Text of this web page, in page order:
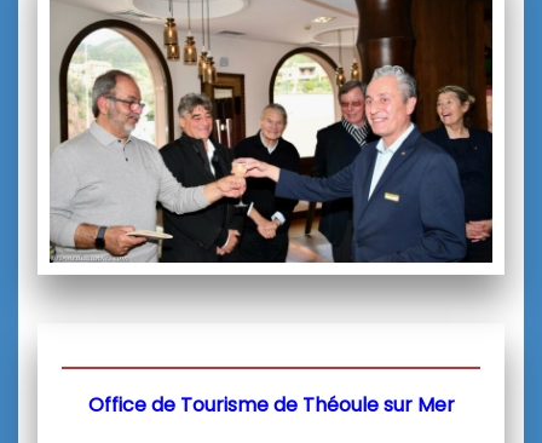
Office de Tourisme de Théoule sur Mer